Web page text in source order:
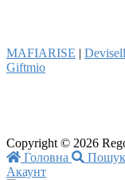
MAFIARISE |
Giftmio
Copyright © 2026
Головна
Пошук
Акаунт